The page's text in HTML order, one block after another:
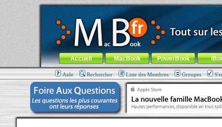
MacBook-fr.com : 100% Apple... 100% nomade !
Aller au contenu-Aller au menu général-Aller au menu de
Menu général
Accueil MacBook PowerBook
Aide Rechercher Liste des Membres Groupes